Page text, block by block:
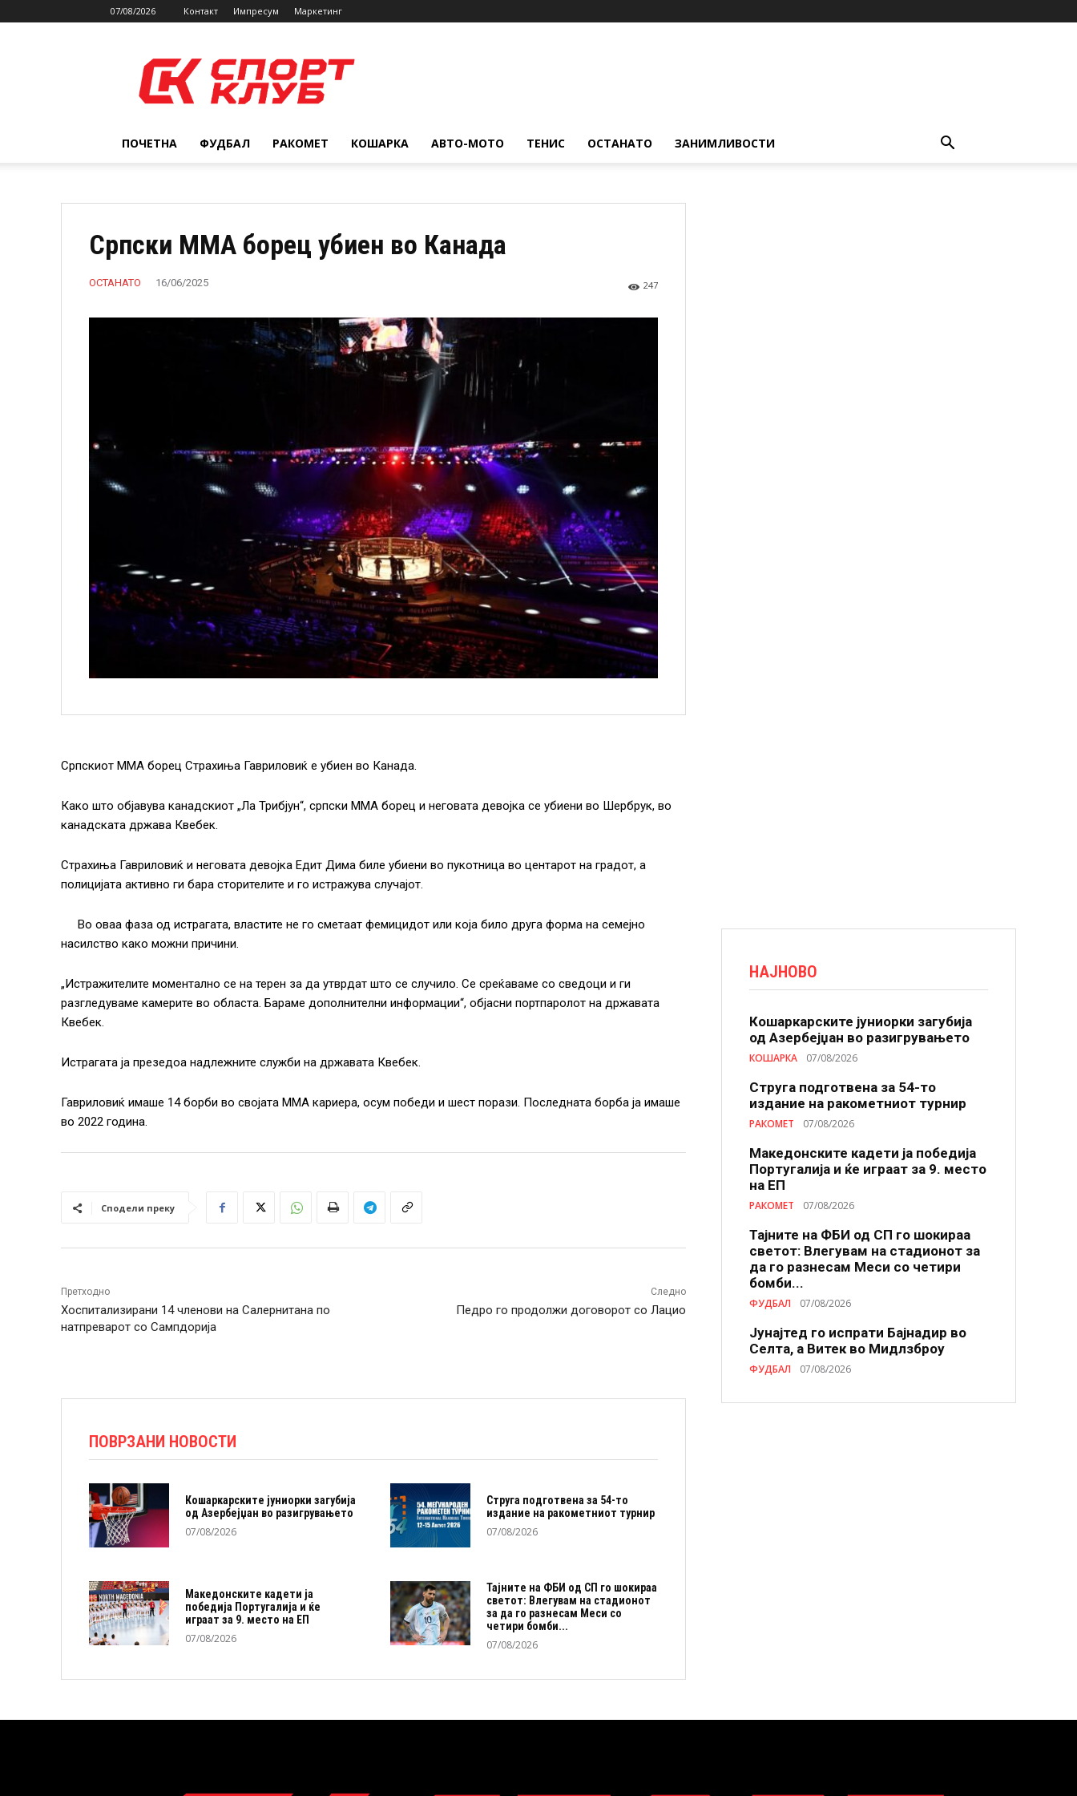
07/08/2026 Контакт Импресум Маркетинг
ПОЧЕТНА ФУДБАЛ РАКОМЕТ КОШАРКА АВТО-МОТО ТЕНИС ОСТАНАТО ЗАНИМЛИВОСТИ
Српски ММА борец убиен во Канада
ОСТАНАТО 16/06/2025 247
Српскиот ММА борец Страхиња Гавриловиќ е убиен во Канада.
Како што објавува канадскиот „Ла Трибјун“, српски ММА борец и неговата девојка се убиени во Шербрук, во
канадската држава Квебек.
Страхиња Гавриловиќ и неговата девојка Едит Дима биле убиени во пукотница во центарот на градот, а
полицијата активно ги бара сторителите и го истражува случајот.
Во оваа фаза од истрагата, властите не го сметаат фемицидот или која било друга форма на семејно
насилство како можни причини.
„Истражителите моментално се на терен за да утврдат што се случило. Се среќаваме со сведоци и ги
разгледуваме камерите во областа. Бараме дополнителни информации“, објасни портпаролот на државата
Квебек.
Истрагата ја презедоа надлежните служби на државата Квебек.
Гавриловиќ имаше 14 борби во својата ММА кариера, осум победи и шест порази. Последната борба ја имаше
во 2022 година.
Сподели преку
Претходно
Хоспитализирани 14 членови на Салернитана по
натпреварот со Сампдорија
Следно
Педро го продолжи договорот со Лацио
ПОВРЗАНИ НОВОСТИ
Кошаркарските јуниорки загубија
од Азербејџан во разигрувањето
07/08/2026
Струга подготвена за 54-то
издание на ракометниот турнир
07/08/2026
Македонските кадети ја
победија Португалија и ќе
играат за 9. место на ЕП
07/08/2026
Тајните на ФБИ од СП го шокираа
светот: Влегувам на стадионот
за да го разнесам Меси со
четири бомби...
07/08/2026
НАЈНОВО
Кошаркарските јуниорки загубија
од Азербејџан во разигрувањето
КОШАРКА 07/08/2026
Струга подготвена за 54-то
издание на ракометниот турнир
РАКОМЕТ 07/08/2026
Македонските кадети ја победија
Португалија и ќе играат за 9. место
на ЕП
РАКОМЕТ 07/08/2026
Тајните на ФБИ од СП го шокираа
светот: Влегувам на стадионот за
да го разнесам Меси со четири
бомби...
ФУДБАЛ 07/08/2026
Јунајтед го испрати Бајнадир во
Селта, а Витек во Мидлзброу
ФУДБАЛ 07/08/2026